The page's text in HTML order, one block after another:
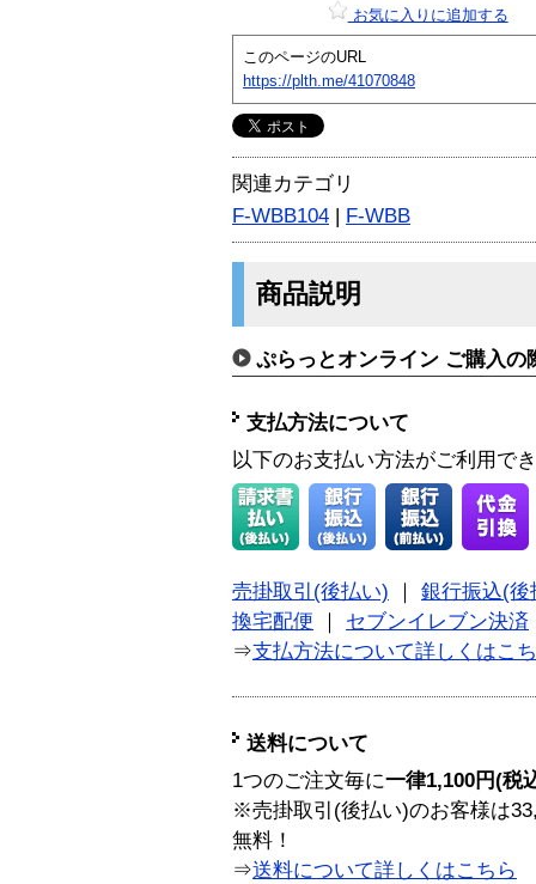
お気に入りに追加する
このページのURL
https://plth.me/41070848
関連カテゴリ
F-WBB104 | F-WBB
商品説明
ぷらっとオンライン ご購入の
支払方法について
以下のお支払い方法がご利用で
売掛取引(後払い)
銀行振込(後
換宅配便
セブンイレブン決済
⇒支払方法について詳しくはこ
送料について
1つのご注文毎に一律1,100円(税
※売掛取引(後払い)のお客様は
無料！
⇒送料について詳しくはこちら